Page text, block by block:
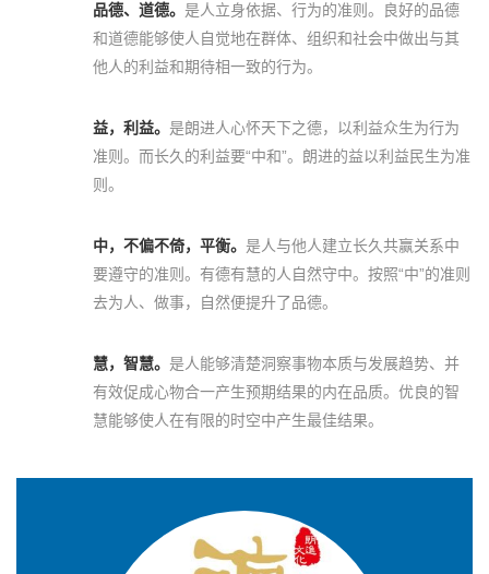
品德、道德。 是人立身依据、行为的准则。良好的品德
和道德能够使人自觉地在群体、组织和社会中做出与其
他人的利益和期待相一致的行为。
益，利益。 是朗进人心怀天下之德，以利益众生为行为
准则。而长久的利益要“中和”。朗进的益以利益民生为准
则。
中，不偏不倚，平衡。 是人与他人建立长久共赢关系中
要遵守的准则。有德有慧的人自然守中。按照“中”的准则
去为人、做事，自然便提升了品德。
慧，智慧。 是人能够清楚洞察事物本质与发展趋势、并
有效促成心物合一产生预期结果的内在品质。优良的智
慧能够使人在有限的时空中产生最佳结果。